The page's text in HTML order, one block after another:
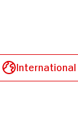
International